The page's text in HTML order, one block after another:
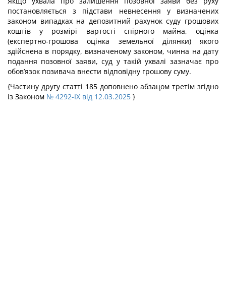
постановляється з підстави невнесення у визначених
законом випадках на депозитний рахунок суду грошових
коштів у розмірі вартості спірного майна, оцінка
(експертно-грошова оцінка земельної ділянки) якого
здійснена в порядку, визначеному законом, чинна на дату
подання позовної заяви, суд у такій ухвалі зазначає про
обов’язок позивача внести відповідну грошову суму.
{Частину другу статті 185 доповнено абзацом третім згідно
із Законом № 4292-IX від 12.03.2025 }